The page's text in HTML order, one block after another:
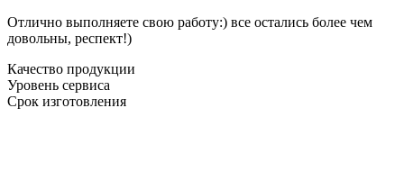
Отлично выполняете свою работу:) все остались более чем
довольны, респект!)
Качество продукции
Уровень сервиса
Срок изготовления